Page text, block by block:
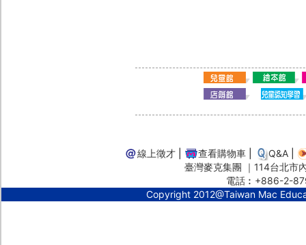
線上徵才 查看購物車 Q&A
臺灣麥克集團 ｜114台北
電話︰+886-2-
Copyright 2012@Taiwan Mac